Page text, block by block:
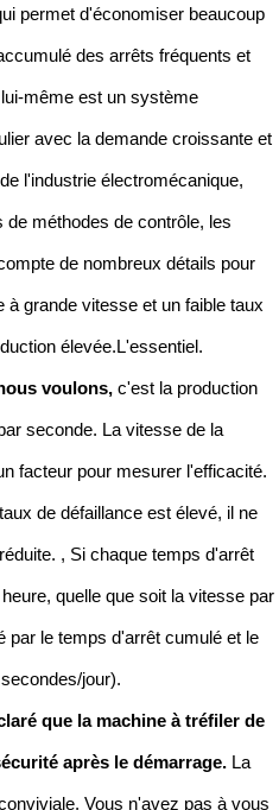
permet d'économiser beaucoup
des arrêts fréquents et
même est un système
avec la demande croissante et
l'industrie électromécanique,
méthodes de contrôle, les
de nombreux détails pour
grande vitesse et un faible taux
élevée.L'essentiel.
voulons, c'est la production
seconde. La vitesse de la
facteur pour mesurer l'efficacité.
de défaillance est élevé, il ne
, Si chaque temps d'arrêt
quelle que soit la vitesse par
par le temps d'arrêt cumulé et le
jour).
que la machine à tréfiler de
après le démarrage. La
Vous n'avez pas à vous